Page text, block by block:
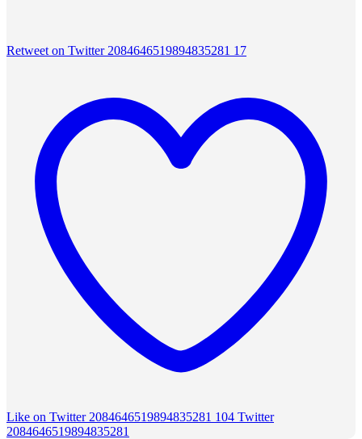
Retweet on Twitter 2084646519894835281 17
Like on Twitter 2084646519894835281 104 Twitter
2084646519894835281